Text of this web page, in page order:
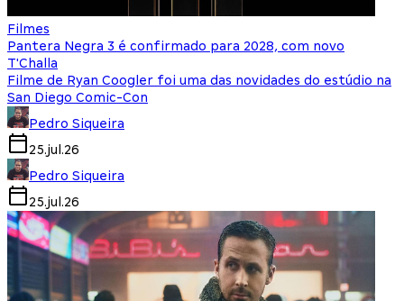
Filmes
Pantera Negra 3 é confirmado para 2028, com novo
T'Challa
Filme de Ryan Coogler foi uma das novidades do estúdio na
San Diego Comic-Con
Pedro Siqueira
25.jul.26
Pedro Siqueira
25.jul.26